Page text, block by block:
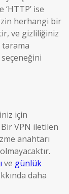
ise
herhangi bir
ve gizliliğiniz
tarama
için
VPN iletilen
anahtarı
ve günlük
daha